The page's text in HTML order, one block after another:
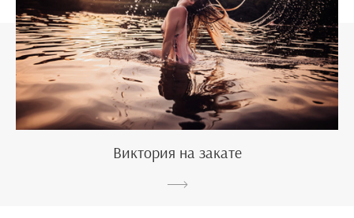
Виктория на закате